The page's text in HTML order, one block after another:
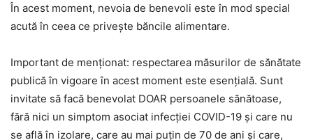
În acest moment, nevoia de benevoli este în mod special
acută în ceea ce privește băncile alimentare.
Important de menționat: respectarea măsurilor de sănătate
publică în vigoare în acest moment este esențială. Sunt
invitate să facă benevolat DOAR persoanele sănătoase,
fără nici un simptom asociat infecției COVID-19 și care nu
se află în izolare, care au mai puțin de 70 de ani și care,